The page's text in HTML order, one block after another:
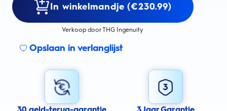
In winkelmandje (€230.99)
Verkoop door THG Ingenuity
Opslaan in verlanglijst